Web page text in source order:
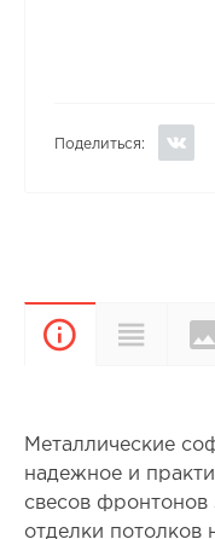
Поделиться:
Описание
Металлические
надежное и
свесов
отделки потолков